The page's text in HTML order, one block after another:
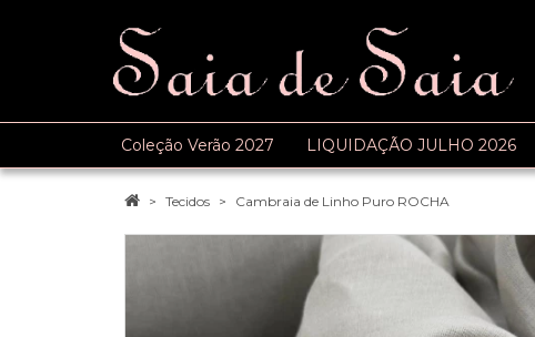
Coleção Verão 2027 LIQUIDAÇÃO JULHO 2026
Tecidos Cambraia de Linho Puro ROCHA